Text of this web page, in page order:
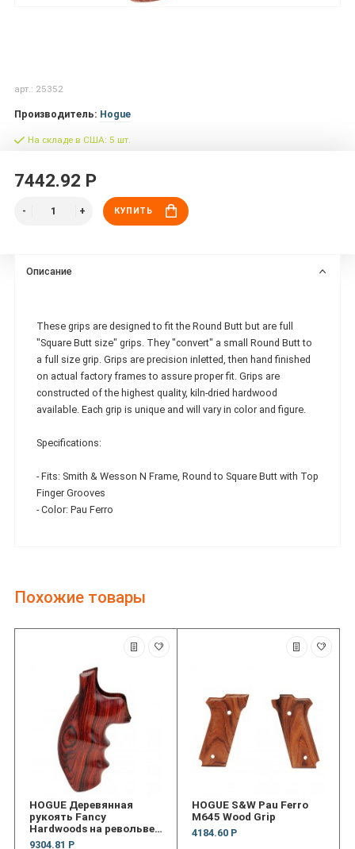
арт.: 25352
Производитель: Hogue
На складе в США: 5 шт.
7442.92 Р
КУПИТЬ
Описание
These grips are designed to fit the Round Butt but are full
"Square Butt size" grips. They "convert" a small Round Butt to
a full size grip. Grips are precision inletted, then hand finished
on actual factory frames to assure proper fit. Grips are
constructed of the highest quality, kiln-dried hardwood
available. Each grip is unique and will vary in color and figure.
Specifications:
- Fits: Smith & Wesson N Frame, Round to Square Butt with Top
Finger Grooves
- Color: Pau Ferro
Похожие товары
HOGUE Деревянная
рукоять Fancy
Hardwoods на револьвер
S&W K or L Frame, Round
9304.81 Р
HOGUE S&W Pau Ferro
M645 Wood Grip
4184.60 Р